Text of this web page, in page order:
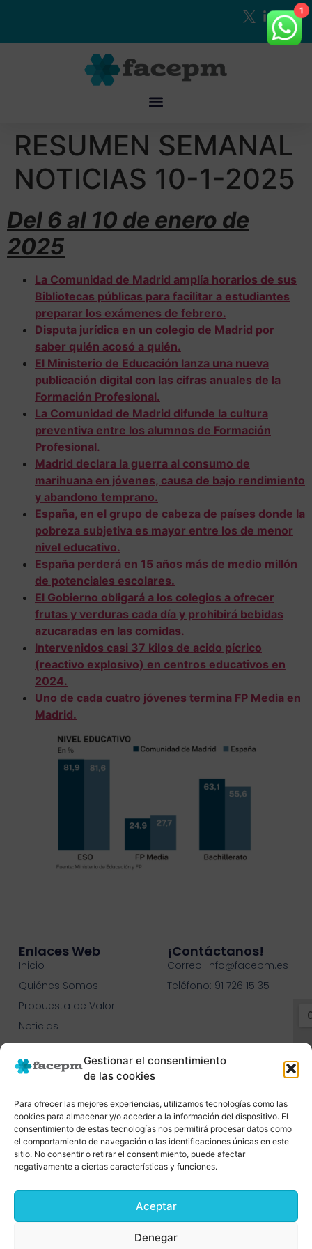
Gestionar el consentimiento
de las cookies
Para ofrecer las mejores experiencias, utilizamos tecnologías como las
cookies para almacenar y/o acceder a la información del dispositivo. El
consentimiento de estas tecnologías nos permitirá procesar datos como
el comportamiento de navegación o las identificaciones únicas en este
sitio. No consentir o retirar el consentimiento, puede afectar
negativamente a ciertas características y funciones.
Aceptar
Denegar
RESUMEN SEMANAL
NOTICIAS 10-1-2025
Del 6 al 10 de enero de
2025
La Comunidad de Madrid amplía horarios de sus
Bibliotecas públicas para facilitar a estudiantes
preparar los exámenes de febrero.
Disputa jurídica en un colegio de Madrid por
saber quién acosó a quién.
El Ministerio de Educación lanza una nueva
publicación digital con las cifras anuales de la
Formación Profesional.
La Comunidad de Madrid difunde la cultura
preventiva entre los alumnos de Formación
Profesional.
Madrid declara la guerra al consumo de
marihuana en jóvenes, causa de bajo rendimiento
y abandono temprano.
España, en el grupo de cabeza de países donde la
pobreza subjetiva es mayor entre los de menor
nivel educativo.
España perderá en 15 años más de medio millón
de potenciales escolares.
El Gobierno obligará a los colegios a ofrecer
frutas y verduras cada día y prohibirá bebidas
azucaradas en las comidas.
Intervenidos casi 37 kilos de acido pícrico
(reactivo explosivo) en centros educativos en
2024.
Uno de cada cuatro jóvenes termina FP Media en
Madrid.
Enlaces Web
Inicio
Quiénes Somos
Propuesta de Valor
Noticias
Contacto
C.O.N.C.E.E.
¡contáctanos!
Correo: info@facepm.es
Teléfono: 91 726 15 35
1